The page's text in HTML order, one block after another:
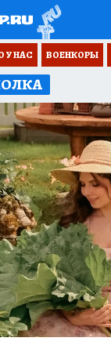
У НАС ВОЕНКОРЫ